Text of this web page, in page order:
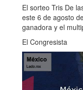
El sorteo Tris De
este 6 de agosto
ganadora y el
El Congresista